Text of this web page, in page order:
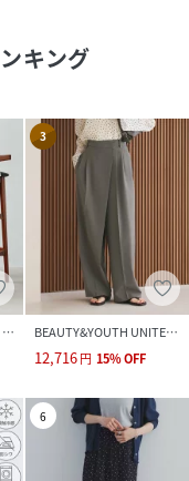
キング
UNITED ARROWS green label relaxing
3
BEAUTY&YOUTH UNITED ARROWS
12,716円 15%OFF
6